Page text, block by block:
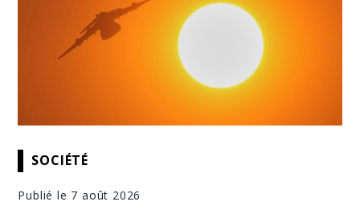
SOCIÉTÉ
Publié le 7 août 2026